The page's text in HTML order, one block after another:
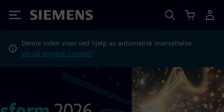
Siemens
Denne siden vises ved hjelp av automatisk oversettelse.
Vis på engelsk i stedet?